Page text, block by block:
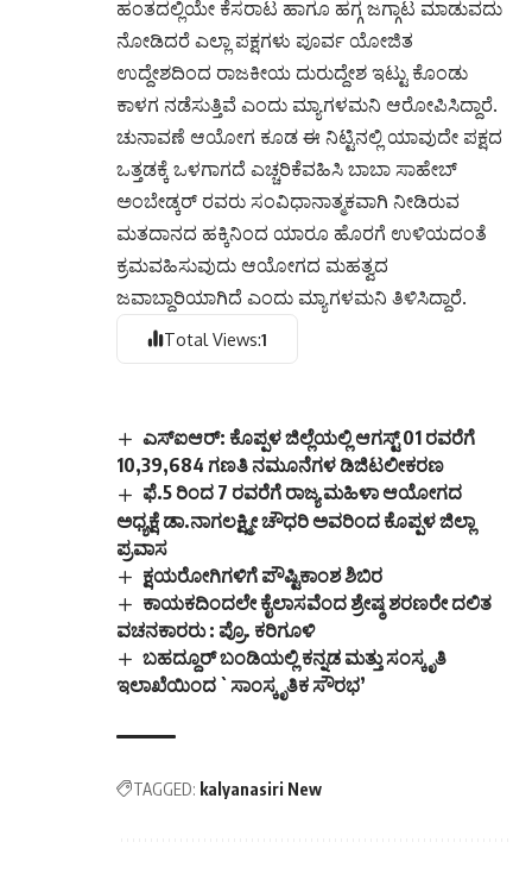
ಹಂತದಲ್ಲಿಯೇ ಕೆಸರಾಟ ಹಾಗೂ ಹಗ್ಗ ಜಗ್ಗಾಟ ಮಾಡುವದು
ನೋಡಿದರೆ ಎಲ್ಲಾ ಪಕ್ಷಗಳು ಪೂರ್ವ ಯೋಜಿತ
ಉದ್ದೇಶದಿಂದ ರಾಜಕೀಯ ದುರುದ್ದೇಶ ಇಟ್ಟು ಕೊಂಡು
ಕಾಳಗ ನಡೆಸುತ್ತಿವೆ ಎಂದು ಮ್ಯಾಗಳಮನಿ ಆರೋಪಿಸಿದ್ದಾರೆ.
ಚುನಾವಣೆ ಆಯೋಗ ಕೂಡ ಈ ನಿಟ್ಟಿನಲ್ಲಿ ಯಾವುದೇ ಪಕ್ಷದ
ಒತ್ತಡಕ್ಕೆ ಒಳಗಾಗದೆ ಎಚ್ಚರಿಕೆವಹಿಸಿ ಬಾಬಾ ಸಾಹೇಬ್
ಅಂಬೇಡ್ಕರ್ ರವರು ಸಂವಿಧಾನಾತ್ಮಕವಾಗಿ ನೀಡಿರುವ
ಮತದಾನದ ಹಕ್ಕಿನಿಂದ ಯಾರೂ ಹೊರಗೆ ಉಳಿಯದಂತೆ
ಕ್ರಮವಹಿಸುವುದು ಆಯೋಗದ ಮಹತ್ವದ
ಜವಾಬ್ದಾರಿಯಾಗಿದೆ ಎಂದು ಮ್ಯಾಗಳಮನಿ ತಿಳಿಸಿದ್ದಾರೆ.
Total Views:1
ಎಸ್‌ಐಆರ್: ಕೊಪ್ಪಳ ಜಿಲ್ಲೆಯಲ್ಲಿ ಆಗಸ್ಟ್ 01 ರವರೆಗೆ
10,39,684 ಗಣತಿ ನಮೂನೆಗಳ ಡಿಜಿಟಲೀಕರಣ
ಫೆ.5 ರಿಂದ 7 ರವರೆಗೆ ರಾಜ್ಯ ಮಹಿಳಾ ಆಯೋಗದ
ಅಧ್ಯಕ್ಷೆ ಡಾ.ನಾಗಲಕ್ಷ್ಮೀ ಚೌಧರಿ ಅವರಿಂದ ಕೊಪ್ಪಳ ಜಿಲ್ಲಾ
ಪ್ರವಾಸ
ಕ್ಷಯರೋಗಿಗಳಿಗೆ ಪೌಷ್ಟಿಕಾಂಶ ಶಿಬಿರ
ಕಾಯಕದಿಂದಲೇ ಕೈಲಾಸವೆಂದ ಶ್ರೇಷ್ಠ ಶರಣರೇ ದಲಿತ
ವಚನಕಾರರು : ಪ್ರೊ. ಕರಿಗೂಳಿ
ಬಹದ್ದೂರ್ ಬಂಡಿಯಲ್ಲಿ ಕನ್ನಡ ಮತ್ತು ಸಂಸ್ಕೃತಿ
ಇಲಾಖೆಯಿಂದ `ಸಾಂಸ್ಕೃತಿಕ ಸೌರಭ’
TAGGED: kalyanasiri New